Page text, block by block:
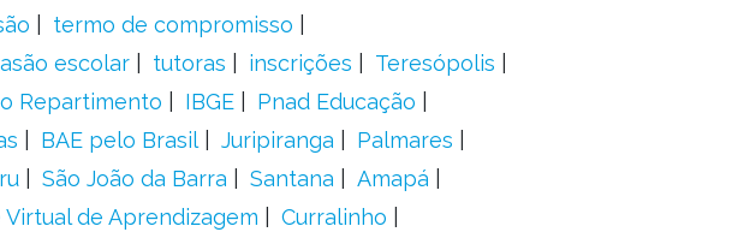
termo de compromisso
escolar tutoras inscrições
Teresópolis
Repartimento IBGE
Pnad Educação
BAE pelo Brasil Juripiranga
Palmares
São João da Barra Santana
Amapá
de Aprendizagem
Curralinho